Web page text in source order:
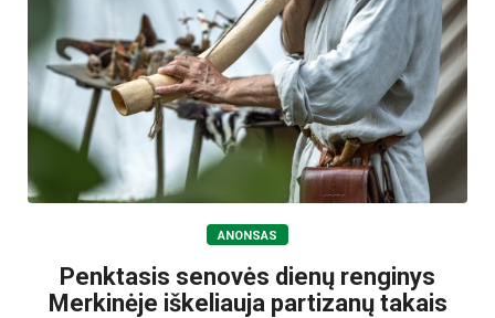
ANONSAS
Penktasis senovės dienų renginys
Merkinėje iškeliauja partizanų takais